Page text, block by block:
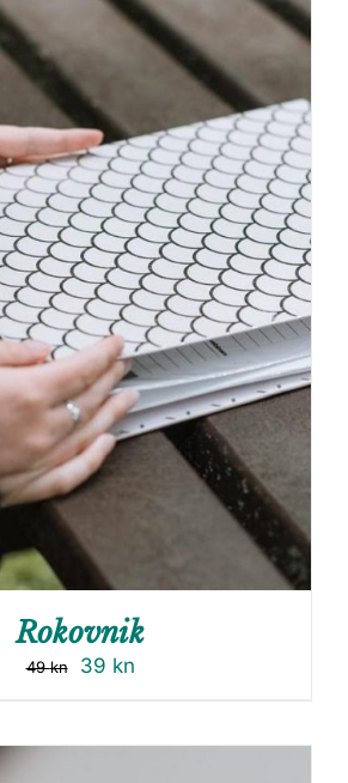
Rokovnik
49kn 39 kn